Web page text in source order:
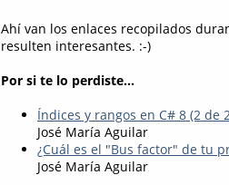
Ahí van los enlaces recopilados
resulten interesantes. :-)
Por si te lo perdiste...
Índices y rangos en C# 8 (2 de
José María Aguilar
¿Cuál es el "Bus factor" de tu
José María Aguilar